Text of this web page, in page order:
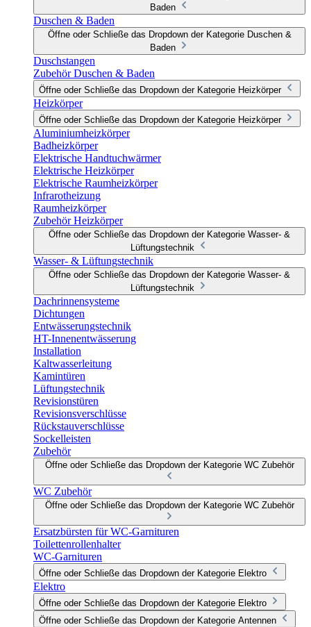
Baden
Duschen & Baden
Öffne oder Schließe das Dropdown der Kategorie Duschen &
Baden
Duschstangen
Zubehör Duschen & Baden
Öffne oder Schließe das Dropdown der Kategorie Heizkörper
Heizkörper
Öffne oder Schließe das Dropdown der Kategorie Heizkörper
Aluminiumheizkörper
Badheizkörper
Elektrische Handtuchwärmer
Elektrische Heizkörper
Elektrische Raumheizkörper
Infrarotheizung
Raumheizkörper
Zubehör Heizkörper
Öffne oder Schließe das Dropdown der Kategorie Wasser- &
Lüftungstechnik
Wasser- & Lüftungstechnik
Öffne oder Schließe das Dropdown der Kategorie Wasser- &
Lüftungstechnik
Dachrinnensysteme
Dichtungen
Entwässerungstechnik
HT-Innenentwässerung
Installation
Kaltwasserleitung
Kamintüren
Lüftungstechnik
Revisionstüren
Revisionsverschlüsse
Rückstauverschlüsse
Sockelleisten
Zubehör
Öffne oder Schließe das Dropdown der Kategorie WC Zubehör
WC Zubehör
Öffne oder Schließe das Dropdown der Kategorie WC Zubehör
Ersatzbürsten für WC-Garnituren
Toilettenrollenhalter
WC-Garnituren
Öffne oder Schließe das Dropdown der Kategorie Elektro
Elektro
Öffne oder Schließe das Dropdown der Kategorie Elektro
Öffne oder Schließe das Dropdown der Kategorie Antennen